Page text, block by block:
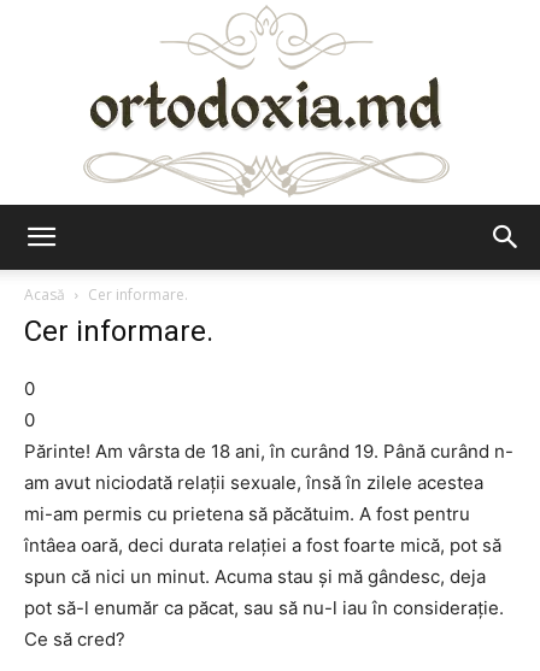
Acasă
Cer informare.
Cer informare.
0
0
Părinte! Am vârsta de 18 ani, în curând 19. Până curând n-
am avut niciodată relații sexuale, însă în zilele acestea
mi-am permis cu prietena să păcătuim. A fost pentru
întâea oară, deci durata relației a fost foarte mică, pot să
spun că nici un minut. Acuma stau și mă gândesc, deja
pot să-l enumăr ca păcat, sau să nu-l iau în considerație.
Ce să cred?